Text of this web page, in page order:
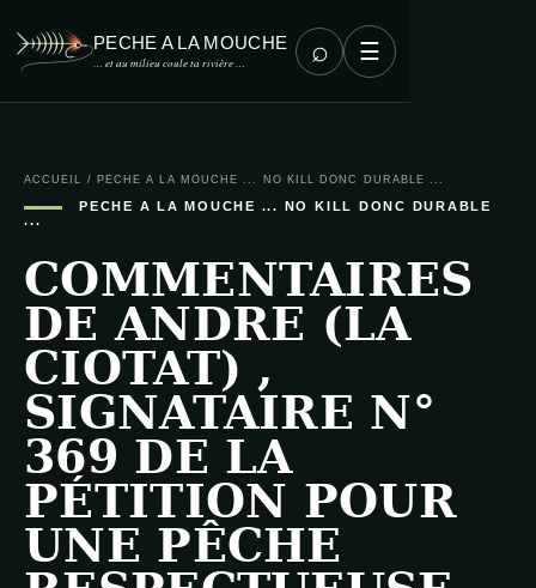
PECHE A LA MOUCHE
… et au milieu coule ta rivière … ⌕ ☰
ACCUEIL / PECHE A LA MOUCHE ... NO KILL DONC DURABLE ...
PECHE A LA MOUCHE ... NO KILL DONC DURABLE
...
COMMENTAIRES
DE ANDRE (LA
CIOTAT) ,
SIGNATAIRE N°
369 DE LA
PÉTITION POUR
UNE PÊCHE